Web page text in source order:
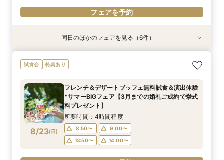
フェアを予約
フェアを予約
8/22(土)
2026年度婚礼応援！挙式料プレゼント付き特別
相談会【家族婚・マタニティウエディングにもお
所要時間：3時間程度
10:00〜
フェアを予約
特典あり
8/22(土)
＼1件目来館特典／軽井沢リゾ婚ダンドリ相談×館
内見学ツア【110万円以上の挙式・披露宴で国内
所要時間：4時間程度
13:50〜
フェアを予約
8/22(土)
【約60分】クイック見学会♪2つのチャペル見比
べ＆会場見学
9:00〜
10:00〜
14:00〜
フェアを予約
8/22(土)
【軽井沢 神前式相談フェア】水辺の独立型神殿
でリゾート和婚
10:00〜 14:00〜
フェアを予約
8/22(土)
【オンライン】映像でチャペル・会場見学＆見積
相談／仮予約OK
10:00〜
11:00〜
14:00〜
フェアを予約
8/22(土)
【品川サロン他】全国サロンでリゾート挙式相談
会～最短60分～
コンシェルジュデスク
所要時間：2時間程度
11:00〜
12:00〜
13:00〜
14:00〜
15:00〜
同日のほかのフェアを見る（6件）
試食会 特典あり
8/23(日)
フレンチ＆デザートブッフェ無料試食＆演出体験
*サマーBIGフェア【3月までの婚礼ご成約で挙式
料プレゼント】
所要時間：4時間程度
8:50〜
9:00〜
13:50〜
14:00〜